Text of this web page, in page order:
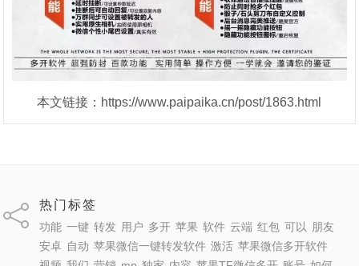
本文链接：https://www.paipaika.cn/post/1863.html
热门标签
功能 一键 转发 用户 多开 苹果 软件 云端 红包 可以
朋友
安卓 自动 苹果微信一键转发软件 激活 苹果微信多开软件